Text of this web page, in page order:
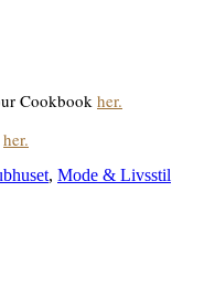
Cookbook her.
her.
, Mode & Livsstil